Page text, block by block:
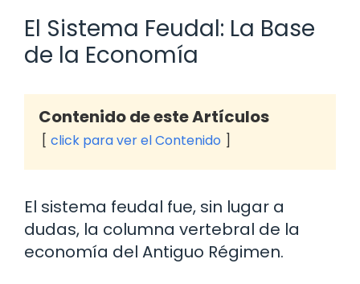
El Sistema Feudal: La Base
de la Economía
Contenido de este Artículos
click para ver el Contenido
El sistema feudal fue, sin lugar a
dudas, la columna vertebral de la
economía del Antiguo Régimen.